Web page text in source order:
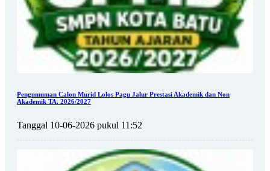
Pengumuman Calon Murid Lolos Pagu Jalur Prestasi Akademik dan Non
Akademik TA. 2026/2027
Tanggal 10-06-2026 pukul 11:52